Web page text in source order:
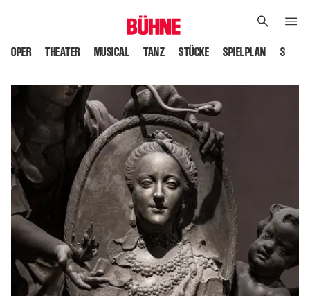
OPER THEATER MUSICAL TANZ STÜCKE SPIELPLAN